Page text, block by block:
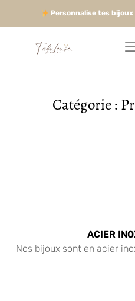
Personnalise tes
Catégorie :
ACIER
Nos bijoux sont en acier